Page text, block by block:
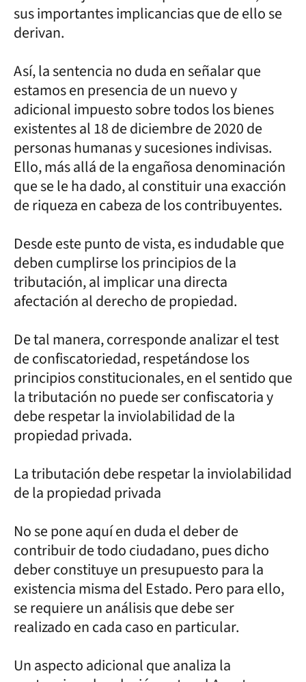
sus importantes implicancias que de ello se
derivan.
Así, la sentencia no duda en señalar que
estamos en presencia de un nuevo y
adicional impuesto sobre todos los bienes
existentes al 18 de diciembre de 2020 de
personas humanas y sucesiones indivisas.
Ello, más allá de la engañosa denominación
que se le ha dado, al constituir una exacción
de riqueza en cabeza de los contribuyentes.
Desde este punto de vista, es indudable que
deben cumplirse los principios de la
tributación, al implicar una directa
afectación al derecho de propiedad.
De tal manera, corresponde analizar el test
de confiscatoriedad, respetándose los
principios constitucionales, en el sentido que
la tributación no puede ser confiscatoria y
debe respetar la inviolabilidad de la
propiedad privada.
La tributación debe respetar la inviolabilidad
de la propiedad privada
No se pone aquí en duda el deber de
contribuir de todo ciudadano, pues dicho
deber constituye un presupuesto para la
existencia misma del Estado. Pero para ello,
se requiere un análisis que debe ser
realizado en cada caso en particular.
Un aspecto adicional que analiza la